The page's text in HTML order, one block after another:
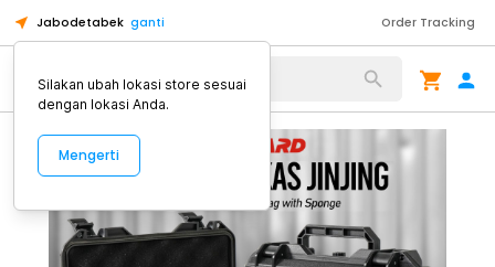
Jabodetabek ganti Order Tracking
Alat Kopi
Silakan ubah lokasi store sesuai
dengan lokasi Anda.
Mengerti